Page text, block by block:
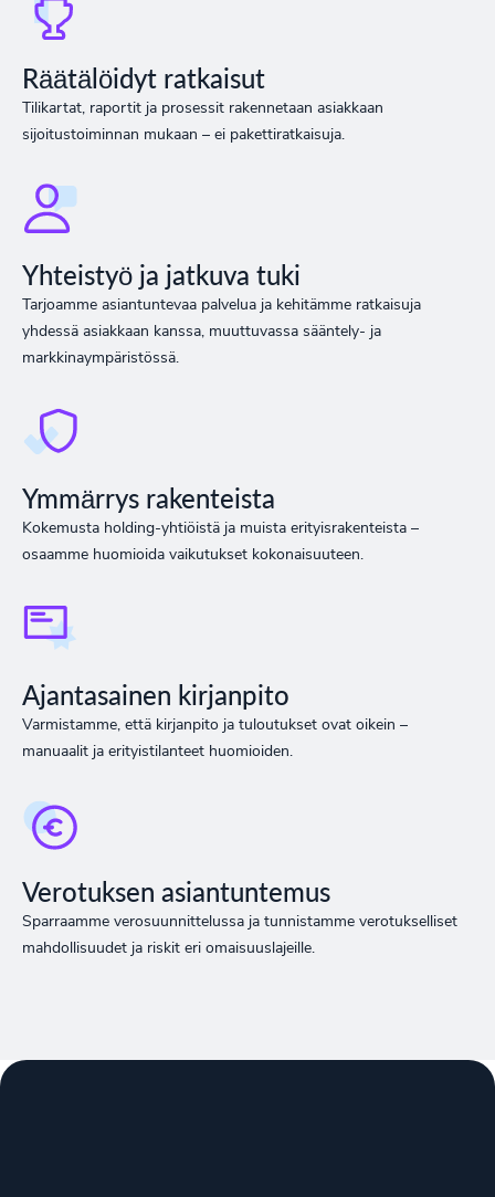
Räätälöidyt ratkaisut
Tilikartat, raportit ja prosessit rakennetaan asiakkaan
sijoitustoiminnan mukaan – ei pakettiratkaisuja.
Yhteistyö ja jatkuva tuki
Tarjoamme asiantuntevaa palvelua ja kehitämme ratkaisuja
yhdessä asiakkaan kanssa, muuttuvassa sääntely- ja
markkinaympäristössä.
Ymmärrys rakenteista
Kokemusta holding-yhtiöistä ja muista erityisrakenteista –
osaamme huomioida vaikutukset kokonaisuuteen.
Ajantasainen kirjanpito
Varmistamme, että kirjanpito ja tuloutukset ovat oikein –
manuaalit ja erityistilanteet huomioiden.
Verotuksen asiantuntemus
Sparraamme verosuunnittelussa ja tunnistamme verotukselliset
mahdollisuudet ja riskit eri omaisuuslajeille.